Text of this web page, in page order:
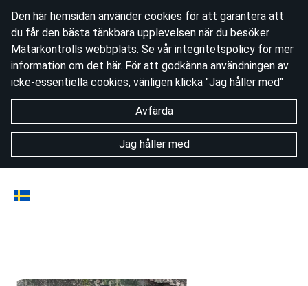
Den här hemsidan använder cookies för att garantera att
du får den bästa tänkbara upplevelsen när du besöker
Mätarkontrolls webbplats. Se vår integritetspolicy för mer
information om det här. För att godkänna användningen av
icke-essentiella cookies, vänligen klicka "Jag håller med"
Avfärda
Jag håller med